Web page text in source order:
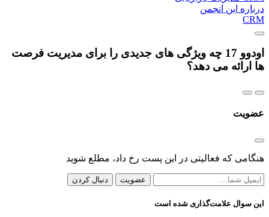
درباره این انجمن
CRM
اودوو 17 چه ویژگی های جدیدی را برای مدیریت فرصت
ها ارائه می دهد؟
عضویت
هنگامی که فعالیتی در این پست رخ داد، مطلع شوید
عضویت دنبال کردن
این سوال علامت‌گذاری شده است